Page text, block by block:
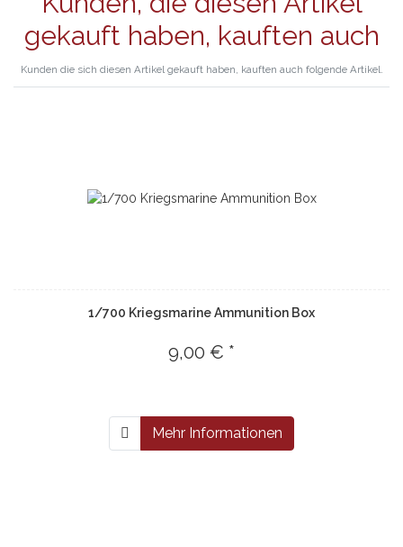
gekauft haben, kauften auch
Kunden die sich diesen Artikel gekauft haben, kauften auch folgende Artikel.
1/700 Kriegsmarine Ammunition Box
9,00 € *
Mehr Informationen